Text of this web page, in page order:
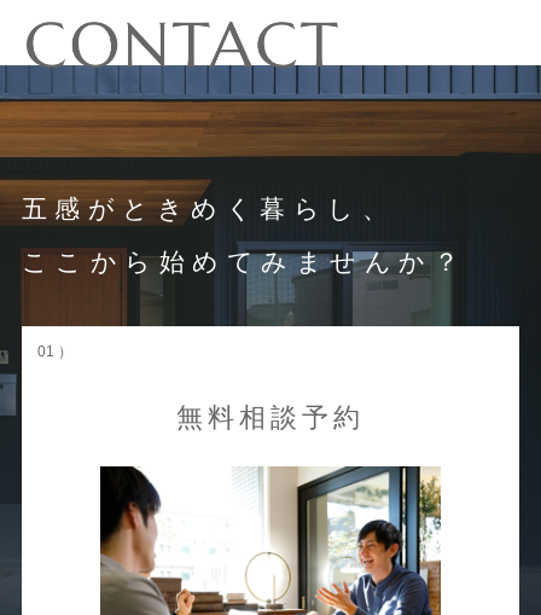
五感がときめく暮らし、
ここから始めてみませんか？
01 ）
無料相談予約